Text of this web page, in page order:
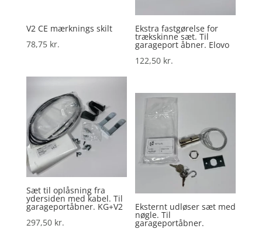
V2 CE mærknings skilt
78,75 kr.
Ekstra fastgørelse for
trækskinne sæt. Til
garageport åbner. Elovo
122,50 kr.
Sæt til oplåsning fra
ydersiden med kabel. Til
garageportåbner. KG+V2
297,50 kr.
Eksternt udløser sæt med
nøgle. Til
garageportåbner.